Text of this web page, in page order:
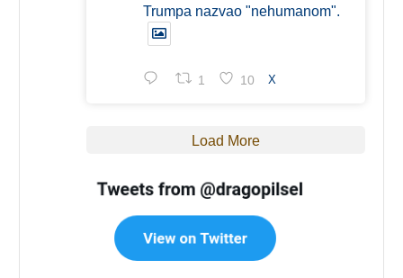
Trumpa nazvao "nehumanom".
1 10 X
Load More